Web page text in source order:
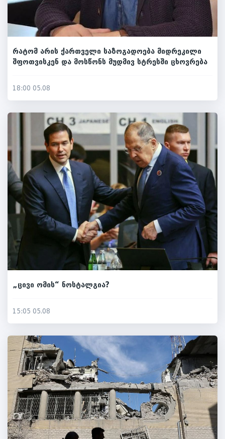
რატომ არის ქართველი საზოგადოება მიდრეკილი
შფოთვისკენ და მოსწონს მუდმივ სტრესში ცხოვრება
18:00 05.08
„ცივი ომის“ ნოსტალგია?
15:05 05.08